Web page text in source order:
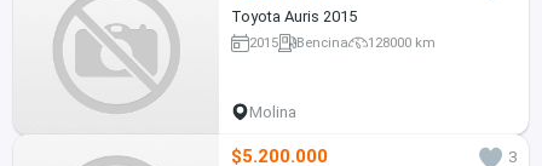
Toyota Auris 2015
2015 Bencina 128000 km
Molina
$5.200.000
3